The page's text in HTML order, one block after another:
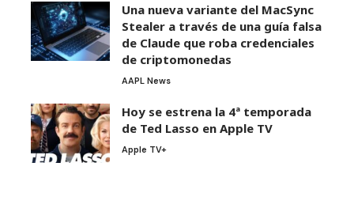
Una nueva variante del MacSync
Stealer a través de una guía falsa
de Claude que roba credenciales
de criptomonedas
AAPL News
Hoy se estrena la 4ª temporada
de Ted Lasso en Apple TV
Apple TV+